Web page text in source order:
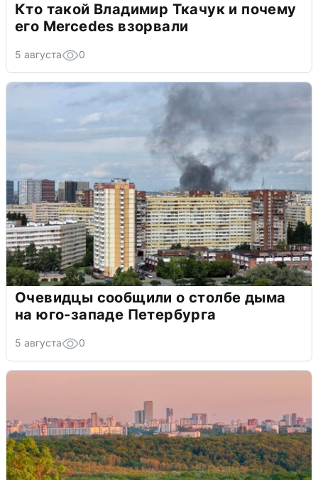
Кто такой Владимир Ткачук и почему
его Mercedes взорвали
5 августа 0
Очевидцы сообщили о столбе дыма
на юго-западе Петербурга
5 августа 0